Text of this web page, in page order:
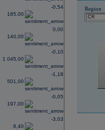
185,00
-0,54
140,00
0,00
1 045,00
-0,10
501,00
-1,18
197,00
-0,05
6,40
-3,03
Region